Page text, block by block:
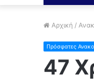
Αρχική /
Πρόσφατες
47